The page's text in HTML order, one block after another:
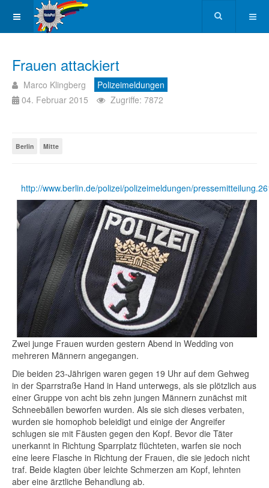
Frauen attackiert
Marco Klingberg
Polizeimeldungen
04. Februar 2015
Zugriffe: 7872
Berlin Mitte
http://www.berlin.de/polizei/polizeimeldungen/
Zwei junge Frauen wurden gestern Abend in Wedding von
mehreren Männern angegangen.
Die beiden 23-Jährigen waren gegen 19 Uhr auf dem Gehweg
in der Sparrstraße Hand in Hand unterwegs, als sie plötzlich aus
einer Gruppe von acht bis zehn jungen Männern zunächst mit
Schneebällen beworfen wurden. Als sie sich dieses verbaten,
wurden sie homophob beleidigt und einige der Angreifer
schlugen sie mit Fäusten gegen den Kopf. Bevor die Täter
unerkannt in Richtung Sparrplatz flüchteten, warfen sie noch
eine leere Flasche in Richtung der Frauen, die sie jedoch nicht
traf. Beide klagten über leichte Schmerzen am Kopf, lehnten
aber eine ärztliche Behandlung ab.